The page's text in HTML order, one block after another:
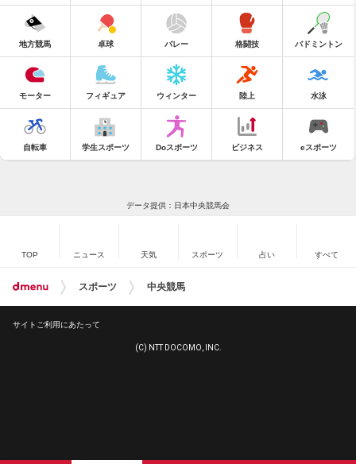
地方競馬 卓球 バレー 格闘技 バドミントン
モーター フィギュア ウィンター 陸上 水泳
自転車 学生スポーツ Doスポーツ ビジネス eスポーツ
データ提供：日本中央競馬会
TOP ニュース 天気 スポーツ 占い すべて
スポーツ 中央競馬
サイトご利用にあたって
(C) NTT DOCOMO, INC.